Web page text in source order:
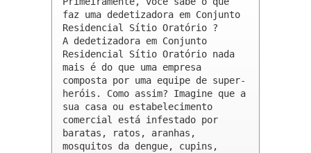
faz uma dedetizadora em Conjunto
Residencial Sítio Oratório ?
A dedetizadora em Conjunto
Residencial Sítio Oratório nada
mais é do que uma empresa
composta por uma equipe de super-
heróis. Como assim? Imagine que a
sua casa ou estabelecimento
comercial está infestado por
baratas, ratos, aranhas,
mosquitos da dengue, cupins,